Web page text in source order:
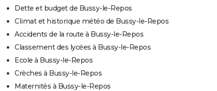
Dette et budget de Bussy-le-Repos
Climat et historique météo de Bussy-le-Repos
Accidents de la route à Bussy-le-Repos
Classement des lycées à Bussy-le-Repos
Ecole à Bussy-le-Repos
Crèches à Bussy-le-Repos
Maternités à Bussy-le-Repos